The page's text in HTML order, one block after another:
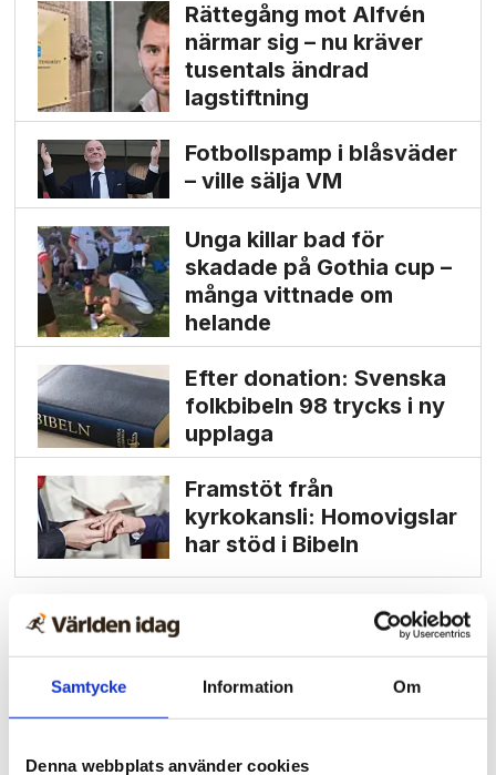
Samtycke Information Om
Denna webbplats använder cookies
Rättegång mot Alfvén
närmar sig – nu kräver
tusentals ändrad
lagstiftning
Fotbollspamp i blåsväder
– ville sälja VM
Unga killar bad för
skadade på Gothia cup –
många vittnade om
helande
Efter donation: Svenska
folkbibeln 98 trycks i ny
upplaga
Framstöt från
kyrkokansli: Homo­vigslar
har stöd i Bibeln